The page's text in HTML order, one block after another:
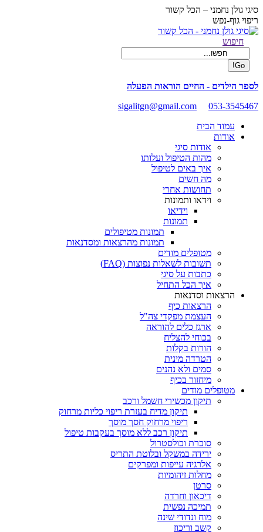
Skip
to
content
סיגי גולן נחמני – הכל קשור
ריפוי גוף-נפש
Facebook
opens
new
window
Search:
חיפוש
לספר הילדים - החיים הוראות הפעלה
sigalitgn@gmail.com
053-3545467
עמוד הבית
אודות
אודות סיגי
מהות הטיפול ועלותו
איך באים לטיפול
מה חשים
תחושות אחרי
וידאו ותמונות
וידיאו
תמונות
תמונות מטיפולים
תמונות מהרצאות ומסדנאות
מטופלים מודים
תשובות לשאלות נפוצות (FAQ)
כתבות על סיגי
איך הכל התחיל
הרצאות וסדנאות
הרצאות כיף
העצמת מפקדי צה"ל
ארגז כלים להוראה
בכוחי להצליח
הורות בקלות
הטרדה מינית
סמים ולא נהנים
מיחזור בכיף
מטופלים מודים
תיקון מכשירי חשמל ורכב
תיקון מדיח בעזרת ריפוי כליות מרחוק
ריפוי מרחוק חסך מוסך
תיקון רכב ללא מוסך בעקבות טיפול
סוכרת וכולסטרול
ירידה במשקל ובלוטת התריס
אלרגיה עייפות ומפרקים
מחלות זיהומיות
סרטן
דיכאון וחרדה
תמיכה נפשית
מוח ונדודי שינה
קשב וריכוז